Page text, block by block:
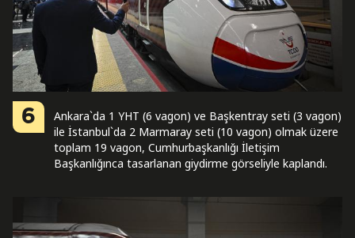
6
Ankara`da 1 YHT (6 vagon) ve Başkentray seti (3 vagon)
ile İstanbul`da 2 Marmaray seti (10 vagon) olmak üzere
toplam 19 vagon, Cumhurbaşkanlığı İletişim
Başkanlığınca tasarlanan giydirme görseliyle kaplandı.